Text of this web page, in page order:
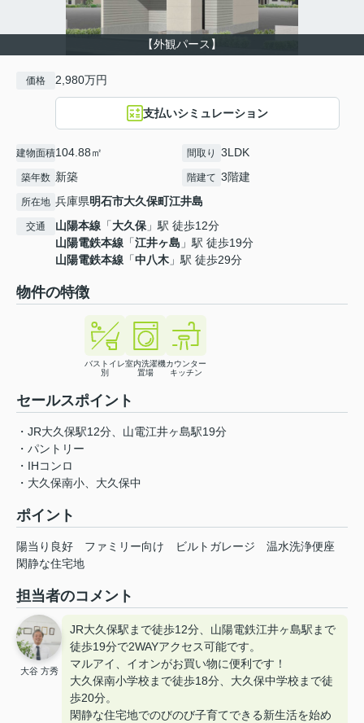
【外観パース】
価格 2,980万円
支払いシミュレーション
建物面積104.88㎡ 間取り 3LDK
築年数 新築 階建て 3階建
所在地 兵庫県明石市大久保町江井島
交通 山陽本線 「大久保」駅 徒歩12分
山陽電鉄本線 「江井ヶ島 」駅 徒歩19分
山陽電鉄本線 「中八木 」駅 徒歩29分
物件の特徴
バストイレ
別
室内洗濯機
置場
カウンター
キッチン
セールスポイント
・JR大久保駅12分、山電江井ヶ島駅19分
・パントリー
・IHコンロ
・大久保南小、大久保中
ポイント
陽当り良好 ファミリー向け ビルトガレージ
温水洗浄便座
閑静な住宅地
担当者のコメント
大谷 方秀
JR大久保駅まで徒歩12分、山陽電鉄江井ヶ島駅まで
徒歩19分で2WAYアクセス可能です。
マルアイ、イオンがお買い物に便利です！
大久保南小学校まで徒歩18分、大久保中学校まで徒
歩20分。
閑静な住宅地でのびのび子育てできる新生活を始め